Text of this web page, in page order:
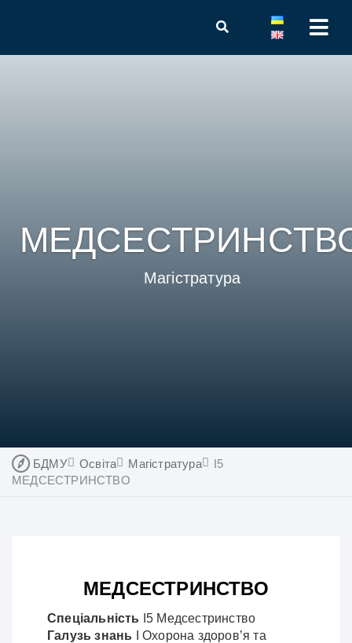
Магістратура
БДМУ Освіта Магістратура
I5
МЕДСЕСТРИНСТВО
МЕДСЕСТРИНСТВО
Спеціальність І5 Медсестринство
Галузь знань
І Охорона здоров’я та